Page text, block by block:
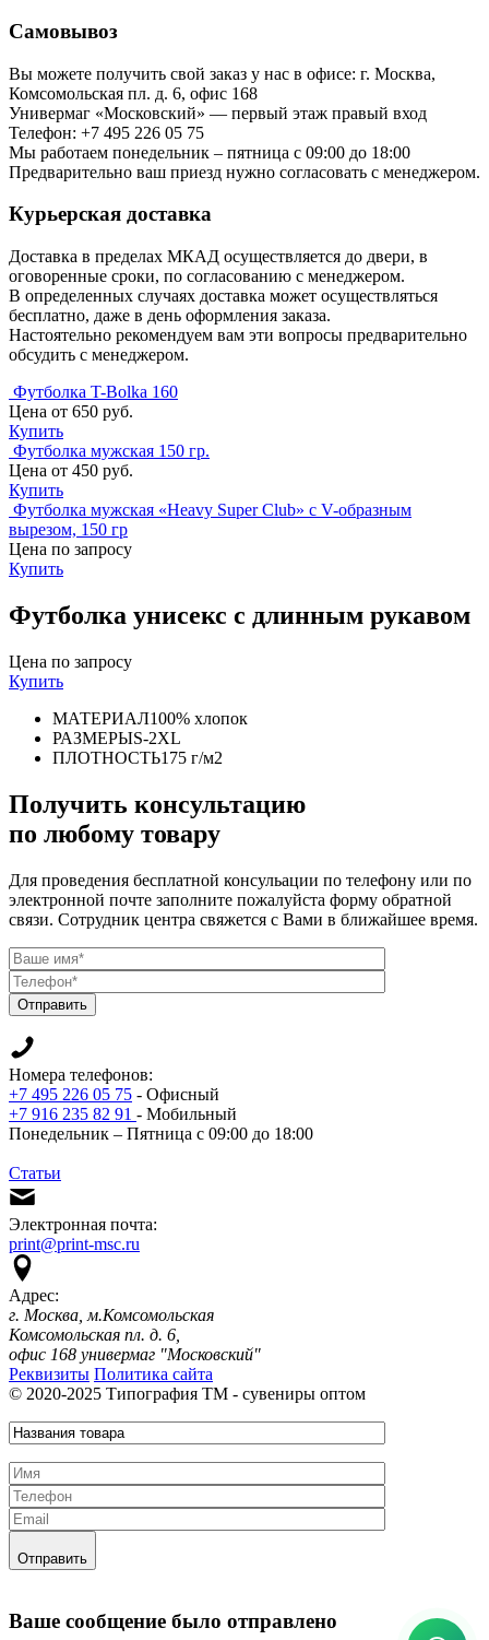
Самовывоз
Вы можете получить свой заказ у нас в офисе: г. Москва,
Комсомольская пл. д. 6, офис 168
Универмаг «Московский» — первый этаж правый вход
Телефон: +7 495 226 05 75
Мы работаем понедельник – пятница с 09:00 до 18:00
Предварительно ваш приезд нужно согласовать с менеджером.
Курьерская доставка
Доставка в пределах МКАД осуществляется до двери, в
оговоренные сроки, по согласованию с менеджером.
В определенных случаях доставка может осуществляться
бесплатно, даже в день оформления заказа.
Настоятельно рекомендуем вам эти вопросы предварительно
обсудить с менеджером.
Футболка T-Bolka 160
Цена от 650 руб.
Купить
Футболка мужская 150 гр.
Цена от 450 руб.
Купить
Футболка мужская «Heavy Super Club» с V-образным
вырезом, 150 гр
Цена по запросу
Купить
Футболка унисекс с длинным рукавом
Цена по запросу
Купить
МАТЕРИАЛ100% хлопок
РАЗМЕРЫS-2XL
ПЛОТНОСТЬ175 г/м2
Получить консультацию
по любому товару
Для проведения бесплатной консульации по телефону или по
электронной почте заполните пожалуйста форму обратной
связи. Сотрудник центра свяжется с Вами в ближайшее время.
Отправить
Номера телефонов:
+7 495 226 05 75 - Офисный
+7 916 235 82 91 - Мобильный
Понедельник – Пятница с 09:00 до 18:00
Статьи
Электронная почта:
print@print-msc.ru
Адрес:
г. Москва, м.Комсомольская
Комсомольская пл. д. 6,
офис 168 универмаг "Московский"
Реквизиты Политика сайта
© 2020-2025 Типография ТМ - сувениры оптом
Отправить
Ваше сообщение было отправлено